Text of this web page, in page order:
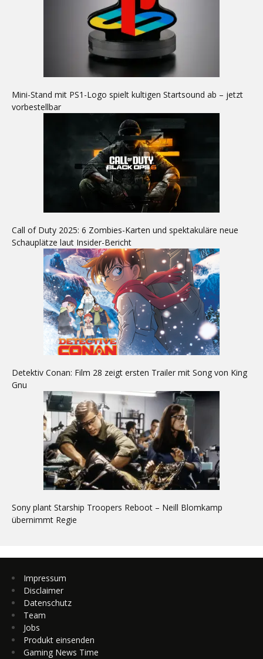
Mini-Stand mit PS1-Logo spielt kultigen Startsound ab – jetzt
vorbestellbar
Call of Duty 2025: 6 Zombies-Karten und spektakuläre neue
Schauplätze laut Insider-Bericht
Detektiv Conan: Film 28 zeigt ersten Trailer mit Song von King
Gnu
Sony plant Starship Troopers Reboot – Neill Blomkamp
übernimmt Regie
Impressum
Disclaimer
Datenschutz
Team
Jobs
Produkt einsenden
Gaming News Time